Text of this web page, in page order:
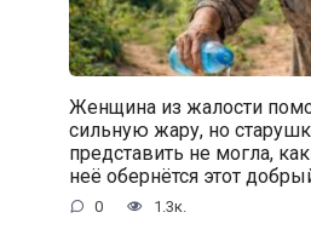
Женщина из жалости
сильную жару, но
представить не могла,
неё обернётся этот
0 1.3к.